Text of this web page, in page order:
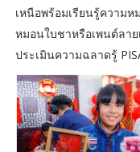
เหนือพร้อมเรียนรู้ความ
หมอนใบชาหรือเพนต์ลาย
ประเมินความฉลาดรู้